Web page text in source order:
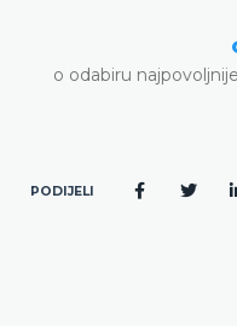
o odabiru
PODIJELI